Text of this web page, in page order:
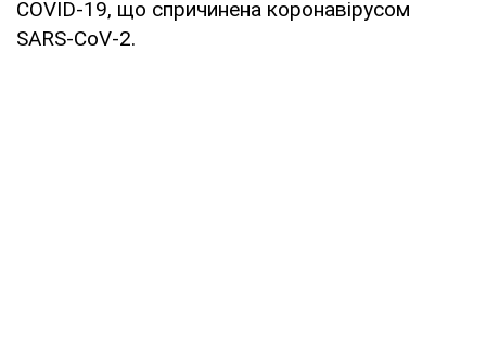
COVID-19, що спричинена коронавірусом
SARS-CoV-2.